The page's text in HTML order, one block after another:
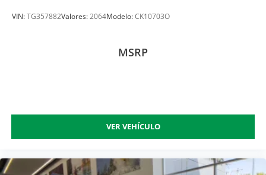
VIN:TG357882Valores:2064Modelo:CK10703O
MSRP
VER VEHÍCULO